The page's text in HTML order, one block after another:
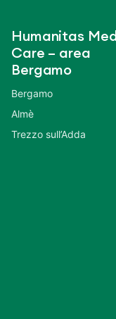
Humanitas
Care – area
Bergamo
Bergamo
Almè
Trezzo sull’Adda